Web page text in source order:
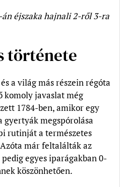
éjszaka hajnali 2-ről 3-ra
története
a világ más részein régóta
komoly javaslat még
1784-ben, amikor egy
gyertyák megspórolása
rutinját a természetes
már feltalálták az
egyes iparágakban 0-
köszönhetően.